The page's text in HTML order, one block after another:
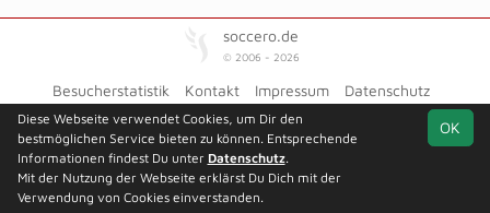
soccero.de
© 2006 - 2026
Besucherstatistik Kontakt Impressum Datenschutz
OK
Diese Webseite verwendet Cookies, um Dir den
bestmöglichen Service bieten zu können. Entsprechende
Informationen findest Du unter Datenschutz.
Mit der Nutzung der Webseite erklärst Du Dich mit der
Verwendung von Cookies einverstanden.